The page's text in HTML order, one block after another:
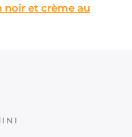
noir et crème au